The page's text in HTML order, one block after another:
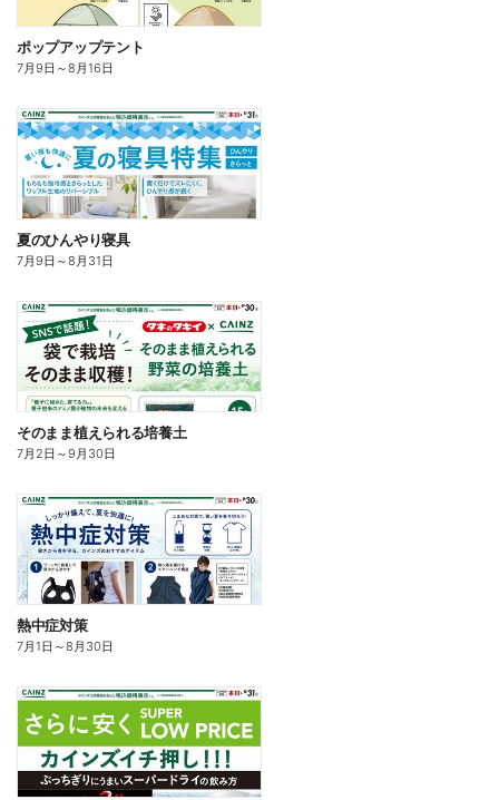
ポップアップテント
7月9日 ～8月16日
夏のひんやり寝具
7月9日 ～8月31日
そのまま植えられる培養土
7月2日 ～9月30日
熱中症対策
7月1日 ～8月30日